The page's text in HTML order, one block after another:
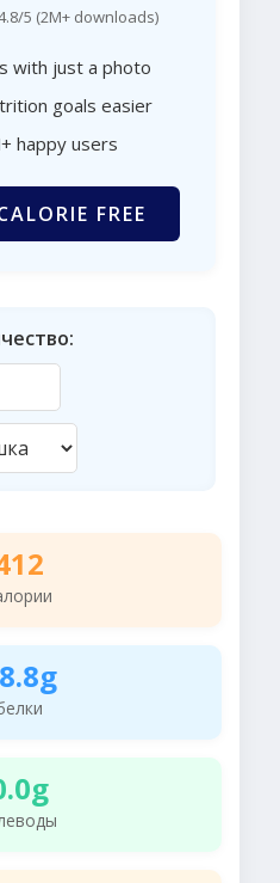
5 (2M+ downloads)
with just a photo
goals easier
happy users
FREE